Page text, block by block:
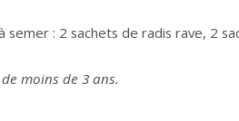
: 2 sachets de radis rave, 2
moins de 3 ans.